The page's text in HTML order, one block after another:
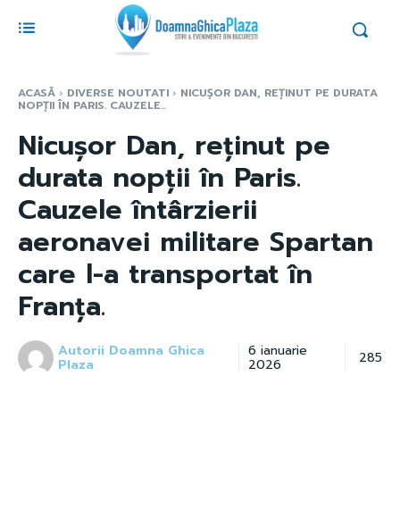
ACASĂ DIVERSE NOUTATI NICUȘOR DAN, REȚINUT PE DURATA
NOPȚII ÎN PARIS. CAUZELE...
Nicușor Dan, reținut pe
durata nopții în Paris.
Cauzele întârzierii
aeronavei militare Spartan
care l-a transportat în
Franța.
Autorii Doamna Ghica
Plaza
6 ianuarie
2026 285